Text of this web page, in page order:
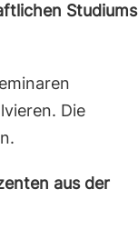
Studiums
Die
aus der